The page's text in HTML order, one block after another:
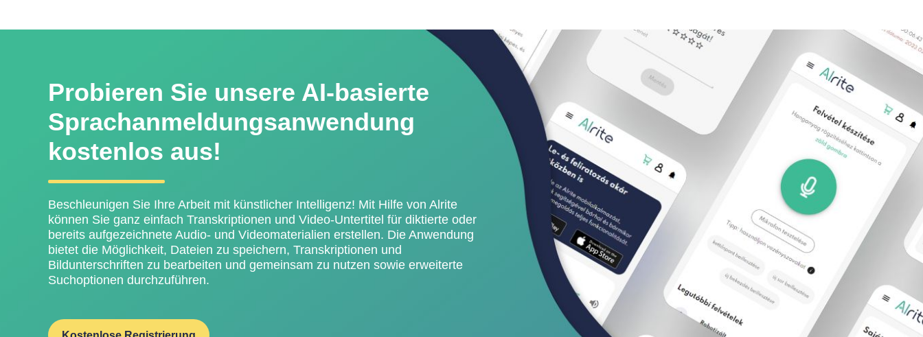
Probieren Sie unsere AI-basierte
Sprachanmeldungsanwendung
kostenlos aus!
Beschleunigen Sie Ihre Arbeit mit künstlicher Intelligenz! Mit Hilfe von Alrite
können Sie ganz einfach Transkriptionen und Video-Untertitel für diktierte oder
bereits aufgezeichnete Audio- und Videomaterialien erstellen. Die Anwendung
bietet die Möglichkeit, Dateien zu speichern, Transkriptionen und
Bildunterschriften zu bearbeiten und gemeinsam zu nutzen sowie erweiterte
Suchoptionen durchzuführen.